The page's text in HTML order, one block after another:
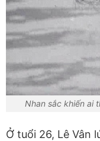
Nhan sắc khiến ai
Ở tuổi 26, Lê Vân